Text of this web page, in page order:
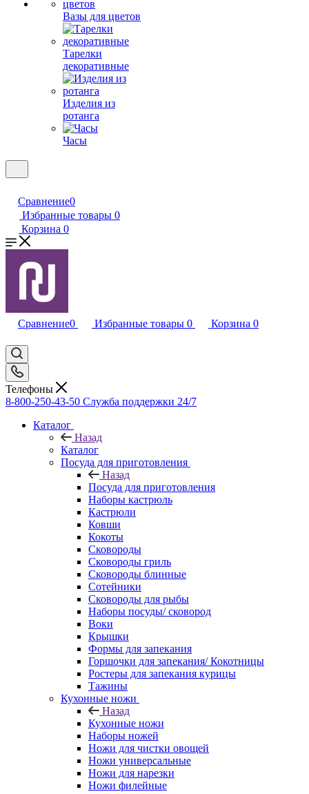
Вазы для цветов
Тарелки
декоративные
Изделия из
ротанга
Часы
Сравнение0
Избранные товары 0
Корзина 0
Сравнение0 Избранные товары 0 Корзина 0
Телефоны
8-800-250-43-50 Служба поддержки 24/7
Каталог
Назад
Каталог
Посуда для приготовления
Назад
Посуда для приготовления
Наборы кастрюль
Кастрюли
Ковши
Кокоты
Сковороды
Сковороды гриль
Сковороды блинные
Сотейники
Сковороды для рыбы
Наборы посуды/ сковород
Воки
Крышки
Формы для запекания
Горшочки для запекания/ Кокотницы
Ростеры для запекания курицы
Тажины
Кухонные ножи
Назад
Кухонные ножи
Наборы ножей
Ножи для чистки овощей
Ножи универсальные
Ножи для нарезки
Ножи филейные